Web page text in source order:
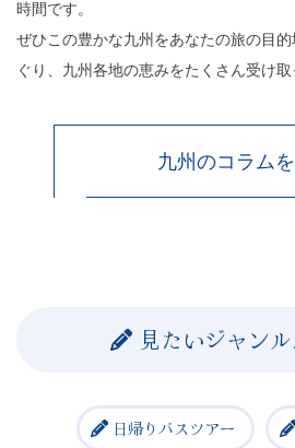
時間です。
ぜひこの豊かな九州をあなたの旅の目
ぐり、九州各地の恵みをたくさん受け取
九州のコラム
見たいジャン
日帰りバスツアー